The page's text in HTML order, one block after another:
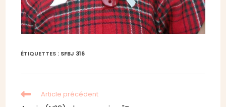
ÉTIQUETTES : SFBJ 316
Read
more
Article précédent